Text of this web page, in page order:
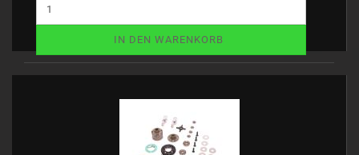
IN DEN WARENKORB